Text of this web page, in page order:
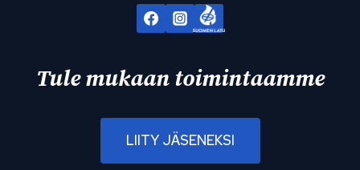
Tule mukaan toimintaamme
LIITY JÄSENEKSI